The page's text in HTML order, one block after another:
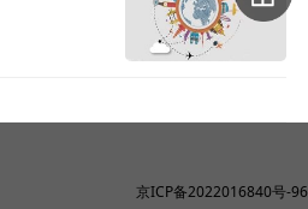
京ICP备2022016840号-96